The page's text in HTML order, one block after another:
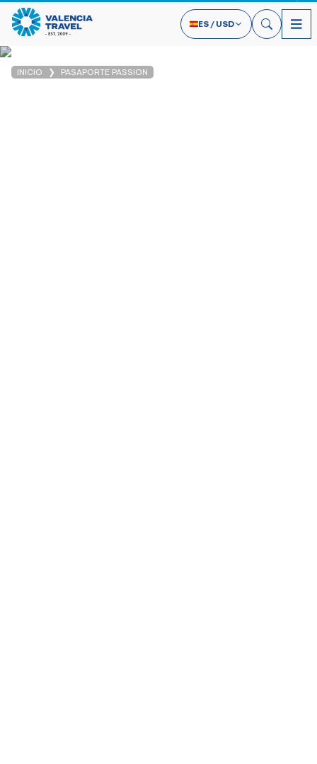
ES / USD
INICIO PASAPORTE PASSION